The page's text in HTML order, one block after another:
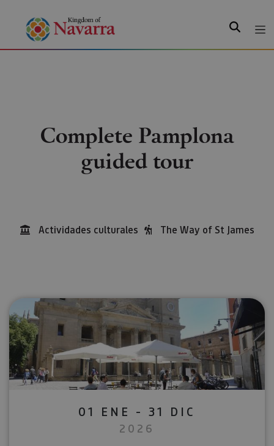
Search
Complete Pamplona
guided tour
Actividades culturales The Way of St James
01 ENE - 31 DIC
2026